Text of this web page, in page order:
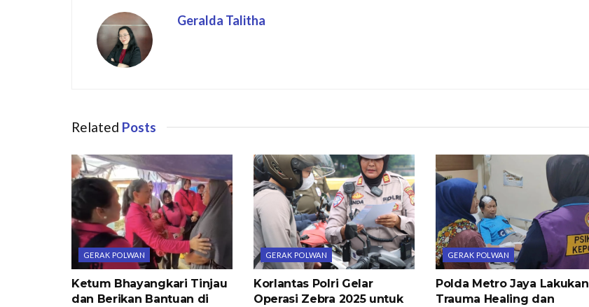
Geralda Talitha
Related Posts
GERAK POLWAN
Ketum Bhayangkari Tinjau
dan Berikan Bantuan di
GERAK POLWAN
Korlantas Polri Gelar
Operasi Zebra 2025 untuk
GERAK POLWAN
Polda Metro Jaya Lakukan
Trauma Healing dan